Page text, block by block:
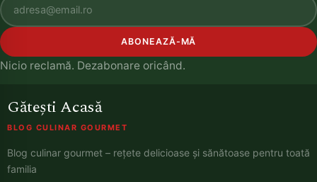
ABONEAZĂ-MĂ
Nicio reclamă. Dezabonare oricând.
Gătești Acasă
BLOG CULINAR GOURMET
Blog culinar gourmet – rețete delicioase și sănătoase pentru toată
familia